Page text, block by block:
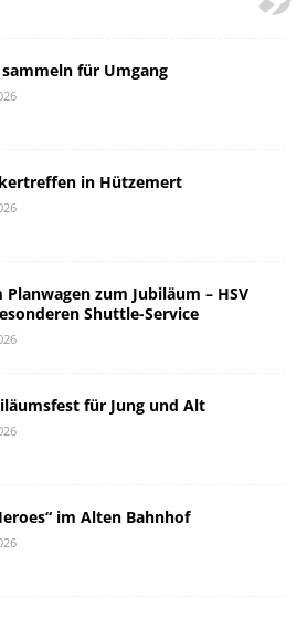
für Umgang
in Hützemert
zum Jubiläum – HSV
Shuttle-Service
für Jung und Alt
im Alten Bahnhof